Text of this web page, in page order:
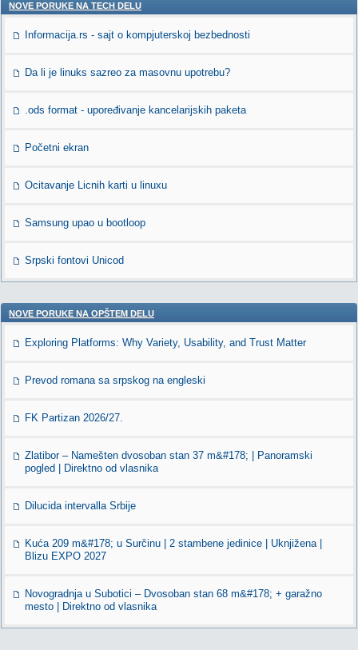
NOVE PORUKE NA TECH DELU
Informacija.rs - sajt o kompjuterskoj bezbednosti
Da li je linuks sazreo za masovnu upotrebu?
.ods format - upoređivanje kancelarijskih paketa
Početni ekran
Ocitavanje Licnih karti u linuxu
Samsung upao u bootloop
Srpski fontovi Unicod
NOVE PORUKE NA OPŠTEM DELU
Exploring Platforms: Why Variety, Usability, and Trust Matter
Prevod romana sa srpskog na engleski
FK Partizan 2026/27.
Zlatibor – Namešten dvosoban stan 37 m&#178; | Panoramski
pogled | Direktno od vlasnika
Dilucida intervalla Srbije
Kuća 209 m&#178; u Surčinu | 2 stambene jedinice | Uknjižena |
Blizu EXPO 2027
Novogradnja u Subotici – Dvosoban stan 68 m&#178; + garažno
mesto | Direktno od vlasnika